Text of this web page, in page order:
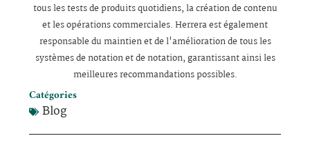
tous les tests de produits quotidiens, la création de contenu
et les opérations commerciales. Herrera est également
responsable du maintien et de l'amélioration de tous les
systèmes de notation et de notation, garantissant ainsi les
meilleures recommandations possibles.
Catégories
Blog